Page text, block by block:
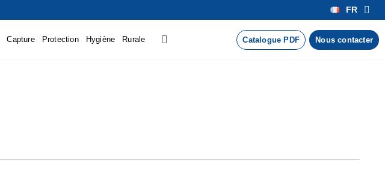
FR
Capture Protection Hygiène Rurale Catalogue PDF Nous contacter